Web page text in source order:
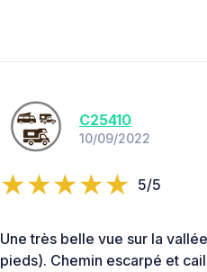
C25410
10/09/2022
5/5
Une très belle vue sur la
pieds). Chemin escarpé et